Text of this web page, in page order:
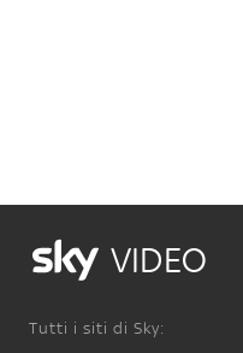
VIDEO
Tutti i siti di Sky: